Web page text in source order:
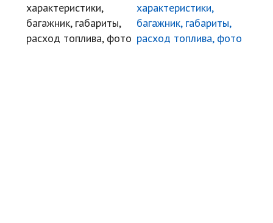
характеристики,
багажник, габариты,
расход топлива, фото